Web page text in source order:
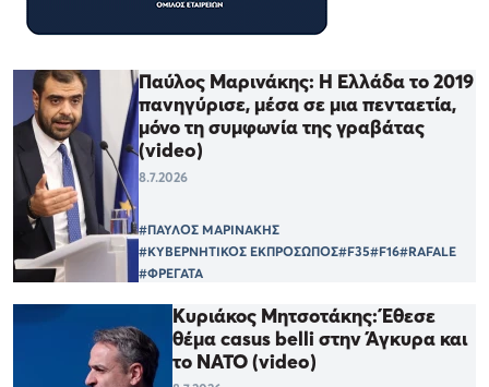
Παύλος Μαρινάκης: Η Ελλάδα το 2019
πανηγύρισε, μέσα σε μια πενταετία,
μόνο τη συμφωνία της γραβάτας
(video)
8.7.2026
#ΠΑΥΛΟΣ ΜΑΡΙΝΑΚΗΣ
#ΚΥΒΕΡΝΗΤΙΚΟΣ ΕΚΠΡΟΣΩΠΟΣ#F35#F16#RAFALE
#ΦΡΕΓΑΤΑ
Κυριάκος Μητσοτάκης: Έθεσε
θέμα casus belli στην Άγκυρα και
το ΝΑΤΟ (video)